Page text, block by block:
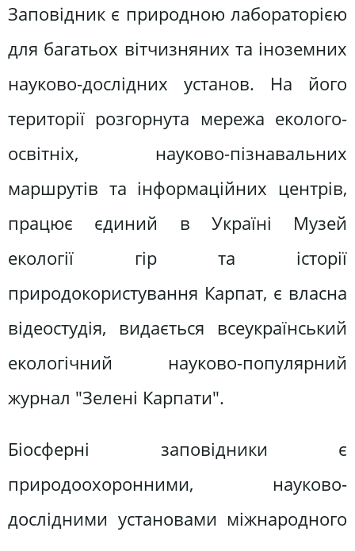
Заповідник є природною лабораторією
для багатьох вітчизняних та іноземних
науково-дослідних установ. На його
території розгорнута мережа еколого-
освітніх, науково-пізнавальних
маршрутів та інформаційних центрів,
працює єдиний в Україні Музей
екології гір та історії
природокористування Карпат, є власна
відеостудія, видається всеукраїнський
екологічний науково-популярний
журнал "Зелені Карпати".
Біосферні заповідники є
природоохоронними, науково-
дослідними установами міжнародного